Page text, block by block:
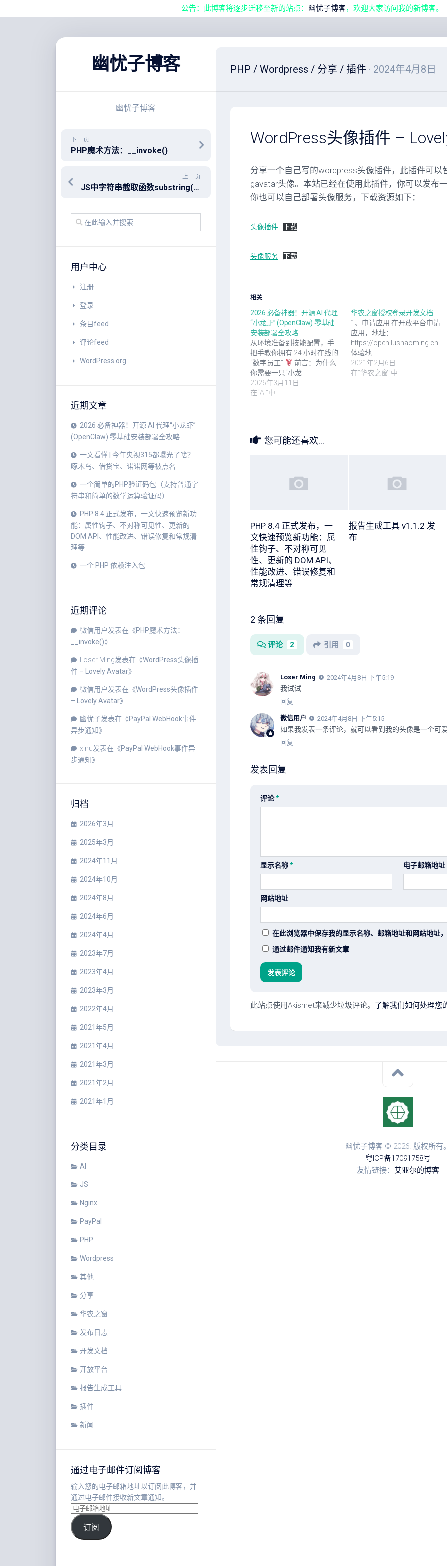
公告：此博客将逐步迁移至新的站点： 幽忧子博客，欢迎大家访问我的新博客。
幽忧子博客
幽忧子博客
下一页
PHP魔术方法：__invoke()
上一页
JS中字符串截取函数substring()和slice()
用户中心
注册
登录
条目feed
评论feed
WordPress.org
近期文章
2026 必备神器！开源 AI 代理“小龙虾”
(OpenClaw) 零基础安装部署全攻略
一文看懂 | 今年央视315都曝光了啥？
啄木鸟、借贷宝、诺诺网等被点名
一个简单的PHP验证码包（支持普通字
符串和简单的数学运算验证码）
PHP 8.4 正式发布，一文快速预览新功
能：属性钩子、不对称可见性、更新的
DOM API、性能改进、错误修复和常规清
理等
一个 PHP 依赖注入包
近期评论
微信用户发表在《PHP魔术方法：
__invoke()》
Loser Ming发表在《WordPress头像插
件 – Lovely Avatar》
微信用户发表在《WordPress头像插件
– Lovely Avatar》
幽忧子发表在《PayPal WebHook事件
异步通知》
xinu发表在《PayPal WebHook事件异
步通知》
归档
2026年3月
2025年3月
2024年11月
2024年10月
2024年8月
2024年6月
2024年4月
2023年7月
2023年4月
2023年3月
2022年4月
2021年5月
2021年4月
2021年3月
2021年2月
2021年1月
分类目录
AI
JS
Nginx
PayPal
PHP
Wordpress
其他
分享
华农之窗
发布日志
开发文档
开放平台
报告生成工具
插件
新闻
通过电子邮件订阅博客
输入您的电子邮箱地址以订阅此博客，并
通过电子邮件接收新文章通知。
订阅
PHP / Wordpress / 分享 / 插件 · 2024年4月8日
WordPress头像插件 –
分享一个自己写的wordpress头像插件，此插件可以
gavatar头像。本站已经在使用此插件，你可以发布
你也可以自己部署头像服务，下载资源如下：
头像插件 下载
头像服务 下载
相关
2026 必备神器！开源 AI 代理
“小龙虾” (OpenClaw) 零基础
安装部署全攻略
从环境准备到技能配置，手
把手教你拥有 24 小时在线的
“数字员工”
前言：为什么
你需要一只“小龙…
2026年3月11日
在“AI”中
华农之窗授权登录开发文档
1、申请应用 在开放平台申请
应用，地址：
https://open.lushaoming.cn
体验地…
2021年2月6日
在“华农之窗”中
您可能还喜欢...
PHP 8.4 正式发布，一
文快速预览新功能：属
性钩子、不对称可见
性、更新的 DOM API、
性能改进、错误修复和
常规清理等
报告生成工具 v1.1.2 发
布
2 条回复
评论 2 引用 0
Loser Ming 2024年4月8日 下午5:19
我试试
回复
微信用户 2024年4月8日 下午5:15
如果我发表一条评论，就可以看到我的头像是一个可
回复
发表回复
评论*
显示名称* 电子邮箱地址
网站地址
在此浏览器中保存我的显示名称、邮箱地址和网站地址
通过邮件通知我有新文章
此站点使用Akismet来减少垃圾评论。 了解我们如何处理您
幽忧子博客 © 2026. 版权所有
粤ICP备17091758号
友情链接： 艾亚尔的博客